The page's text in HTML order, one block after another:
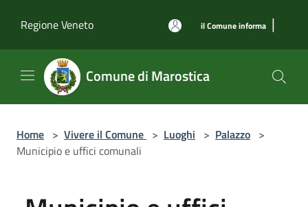
Regione Veneto
il Comune informa |
Comune di Marostica
Home > Vivere il Comune > Luoghi > Palazzo >
Municipio e uffici comunali